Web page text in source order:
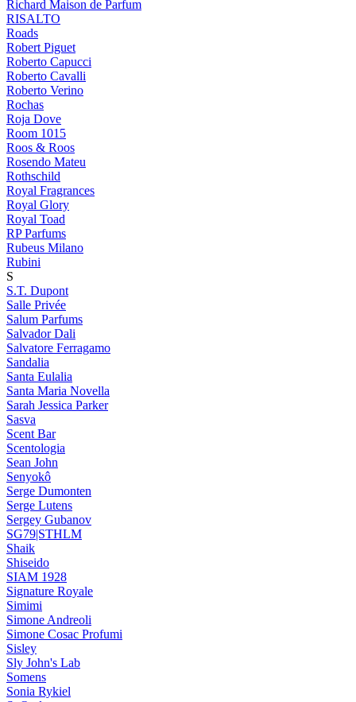
Richard Maison de Parfum
RISALTO
Roads
Robert Piguet
Roberto Capucci
Roberto Cavalli
Roberto Verino
Rochas
Roja Dove
Room 1015
Roos & Roos
Rosendo Mateu
Rothschild
Royal Fragrances
Royal Glory
Royal Toad
RP Parfums
Rubeus Milano
Rubini
S
S.T. Dupont
Salle Privée
Salum Parfums
Salvador Dali
Salvatore Ferragamo
Sandalia
Santa Eulalia
Santa Maria Novella
Sarah Jessica Parker
Sasva
Scent Bar
Scentologia
Sean John
Senyokô
Serge Dumonten
Serge Lutens
Sergey Gubanov
SG79|STHLM
Shaik
Shiseido
SIAM 1928
Signature Royale
Simimi
Simone Andreoli
Simone Cosac Profumi
Sisley
Sly John's Lab
Somens
Sonia Rykiel